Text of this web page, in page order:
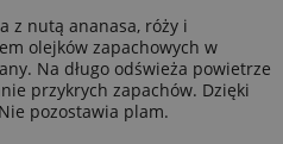
z nutą ananasa, róży i
olejków zapachowych w
Na długo odświeża powietrze
przykrych zapachów. Dzięki
pozostawia plam.